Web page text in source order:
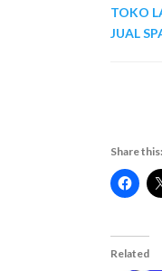
TOKO
JUAL
Share this:
Related